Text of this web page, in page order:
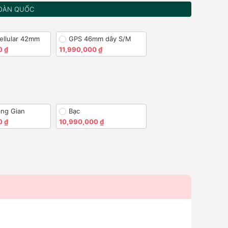
QUỐC
42mm
₫
GPS 46mm dây S/M
11,990,000 ₫
Gian
₫
Bạc
10,990,000 ₫